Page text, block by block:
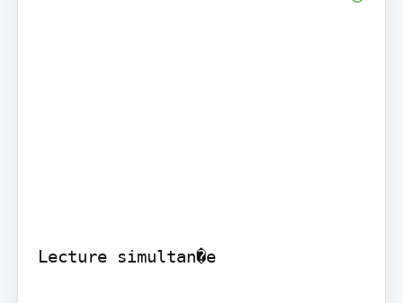
Lecture simultan�e